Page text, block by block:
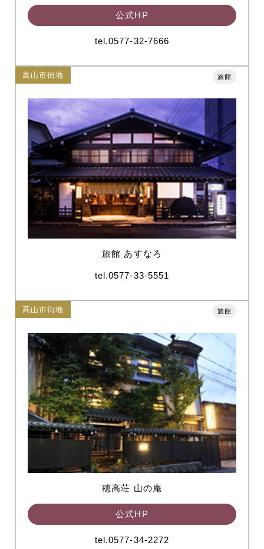
公式HP
tel.0577-32-7666
高山市街地 旅館
旅館 あすなろ
tel.0577-33-5551
高山市街地 旅館
穂高荘 山の庵
公式HP
tel.0577-34-2272